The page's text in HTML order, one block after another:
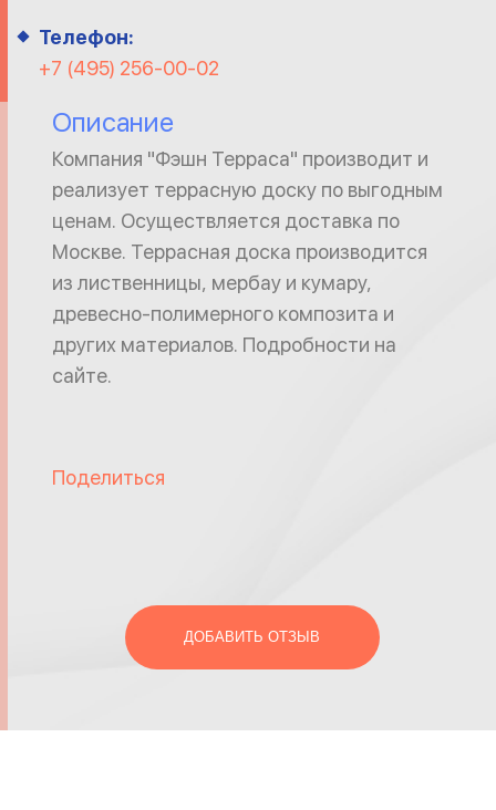
Телефон:
+7 (495) 256-00-02
Описание
Компания "Фэшн Терраса" производит и
реализует террасную доску по выгодным
ценам. Осуществляется доставка по
Москве. Террасная доска производится
из лиственницы, мербау и кумару,
древесно-полимерного композита и
других материалов. Подробности на
сайте.
Поделиться
ДОБАВИТЬ ОТЗЫВ